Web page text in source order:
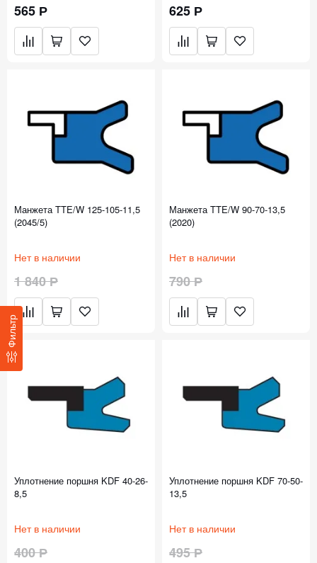
Фильтр
565 Р 625 Р
Манжета TTE/W 125-105-11,5
(2045/5)
Нет в наличии
1 840 Р
Манжета TTE/W 90-70-13,5
(2020)
Нет в наличии
790 Р
Уплотнение поршня KDF 40-26-
8,5
Нет в наличии
400 Р
Уплотнение поршня KDF 70-50-
13,5
Нет в наличии
495 Р